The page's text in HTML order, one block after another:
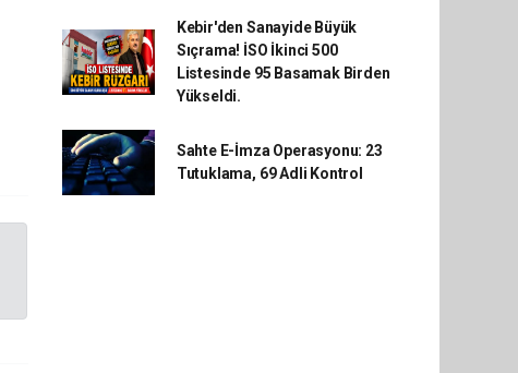
Kebir'den Sanayide Büyük
Sıçrama! İSO İkinci 500
Listesinde 95 Basamak Birden
Yükseldi.
Sahte E-İmza Operasyonu: 23
Tutuklama, 69 Adli Kontrol